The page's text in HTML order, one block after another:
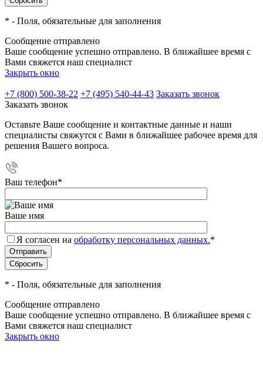
* - Поля, обязательные для заполнения
Сообщение отправлено
Ваше сообщение успешно отправлено. В ближайшее время с
Вами свяжется наш специалист
Закрыть окно
+7 (800) 500-38-22 +7 (495) 540-44-43 Заказать звонок
Заказать звонок
Оставьте Ваше сообщение и контактные данные и наши
специалисты свяжутся с Вами в ближайшее рабочее время для
решения Вашего вопроса.
Ваш телефон*
Ваше имя
Я согласен на обработку персональных данных.*
* - Поля, обязательные для заполнения
Сообщение отправлено
Ваше сообщение успешно отправлено. В ближайшее время с
Вами свяжется наш специалист
Закрыть окно